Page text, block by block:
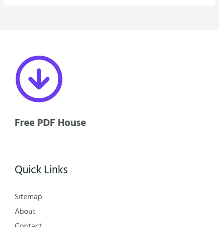
Free PDF House
Quick Links
Sitemap
About